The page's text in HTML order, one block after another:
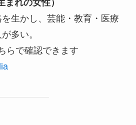
れの女性）
生かし、芸能・教育・医療
多い。
らで確認できます